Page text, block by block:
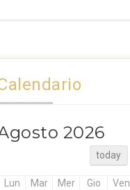
2026
today
Lun Mar Mer Gio Ven